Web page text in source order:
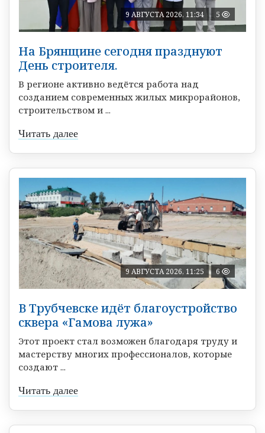
9 АВГУСТА 2026, 11:34 5
На Брянщине сегодня празднуют
День строителя.
В регионе активно ведётся работа над
созданием современных жилых микрорайонов,
строительством и ...
Читать далее
9 АВГУСТА 2026, 11:25 6
В Трубчевске идёт благоустройство
сквера «Гамова лужа»
Этот проект стал возможен благодаря труду и
мастерству многих профессионалов, которые
создают ...
Читать далее